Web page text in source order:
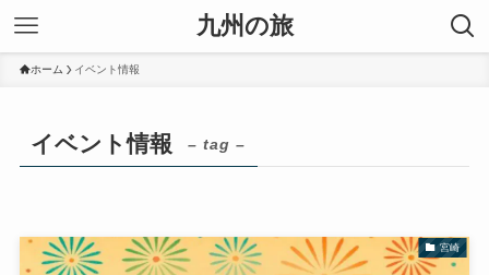
九州の旅
ホーム イベント情報
イベント情報 – tag –
宮崎